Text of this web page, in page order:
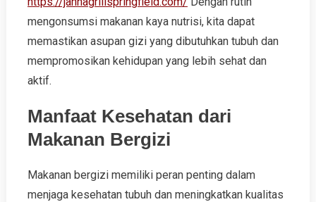
mengonsumsi makanan kaya nutrisi, kita dapat
memastikan asupan gizi yang dibutuhkan tubuh dan
mempromosikan kehidupan yang lebih sehat dan
aktif.
Manfaat Kesehatan dari
Makanan Bergizi
Makanan bergizi memiliki peran penting dalam
menjaga kesehatan tubuh dan meningkatkan kualitas